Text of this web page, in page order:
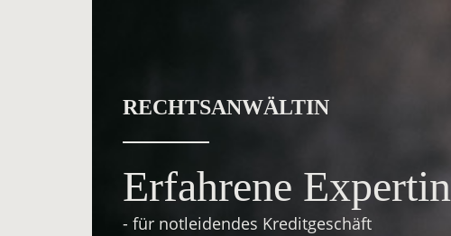
RECHTSANWÄLTIN
Erfahrene Expertin
- für notleidendes Kreditgeschäft